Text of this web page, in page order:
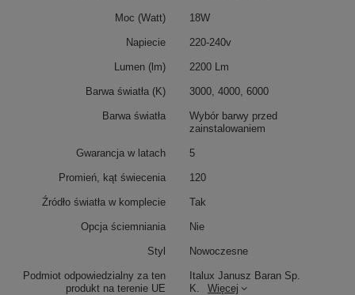
Podmiot odpowiedzialny za ten
produkt na terenie UE
Italux Janusz Baran Sp.
K.
Więcej
Moc (Watt) 18W
Napiecie 220-240v
Lumen (lm) 2200 Lm
Barwa światła (K) 3000, 4000, 6000
Barwa światła
Wybór barwy przed
zainstalowaniem
Gwarancja w latach 5
Promień, kąt świecenia 120
Źródło światła w komplecie Tak
Opcja ściemniania Nie
Styl Nowoczesne